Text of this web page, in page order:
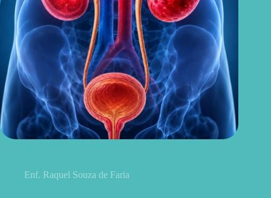
Enf. Raquel Souza de Faria